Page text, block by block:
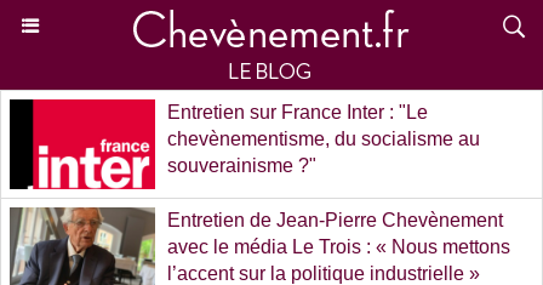
Entretien sur France Inter : "Le
chevènementisme, du socialisme au
souverainisme ?"
Entretien de Jean-Pierre Chevènement
avec le média Le Trois : « Nous mettons
l’accent sur la politique industrielle »